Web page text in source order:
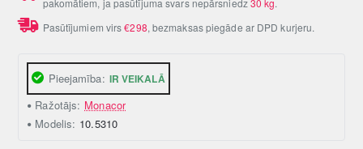
Pieejamība: IR VEIKALĀ
Ražotājs: Monacor
Modelis: 10.5310
pakomātiem, ja pasūtījuma svars nepārsniedz30 kg.
Pasūtījumiem virs€298, bezmaksas piegāde ar DPD kurjeru.